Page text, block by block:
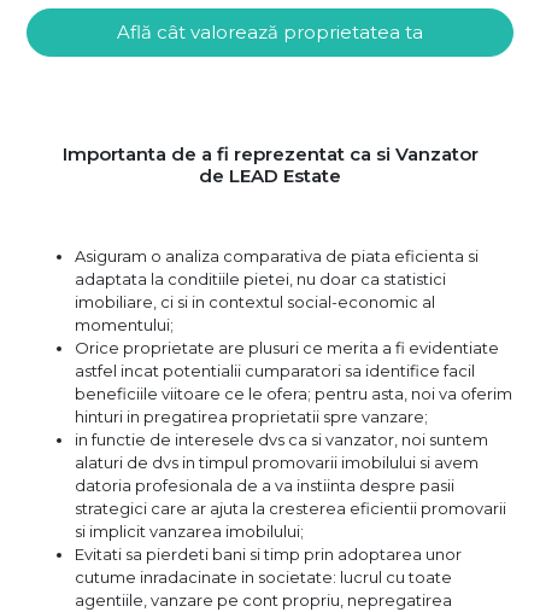
Află cât valorează proprietatea ta
Importanta de a fi reprezentat ca si Vanzator
de LEAD Estate
Asiguram o analiza comparativa de piata eficienta si
adaptata la conditiile pietei, nu doar ca statistici
imobiliare, ci si in contextul social-economic al
momentului;
Orice proprietate are plusuri ce merita a fi evidentiate
astfel incat potentialii cumparatori sa identifice facil
beneficiile viitoare ce le ofera; pentru asta, noi va oferim
hinturi in pregatirea proprietatii spre vanzare;
in functie de interesele dvs ca si vanzator, noi suntem
alaturi de dvs in timpul promovarii imobilului si avem
datoria profesionala de a va instiinta despre pasii
strategici care ar ajuta la cresterea eficientii promovarii
si implicit vanzarea imobilului;
Evitati sa pierdeti bani si timp prin adoptarea unor
cutume inradacinate in societate: lucrul cu toate
agentiile, vanzare pe cont propriu, nepregatirea